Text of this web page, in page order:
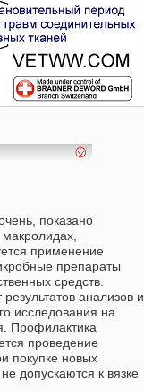
показано
применение
препараты
средств.
анализов и
исследования на
Профилактика
проведение
покупке новых
допускаются к вязке